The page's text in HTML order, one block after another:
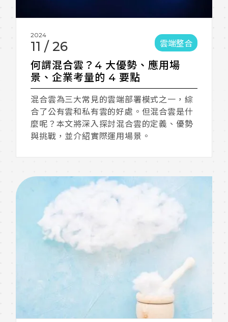
2024
11/ 26 雲端整合
何謂混合雲？4 大優勢、應用場
景、企業考量的 4 要點
混合雲為三大常見的雲端部署模式之一，綜
合了公有雲和私有雲的好處。但混合雲是什
麼呢？本文將深入探討混合雲的定義、優勢
與挑戰，並介紹實際運用場景。